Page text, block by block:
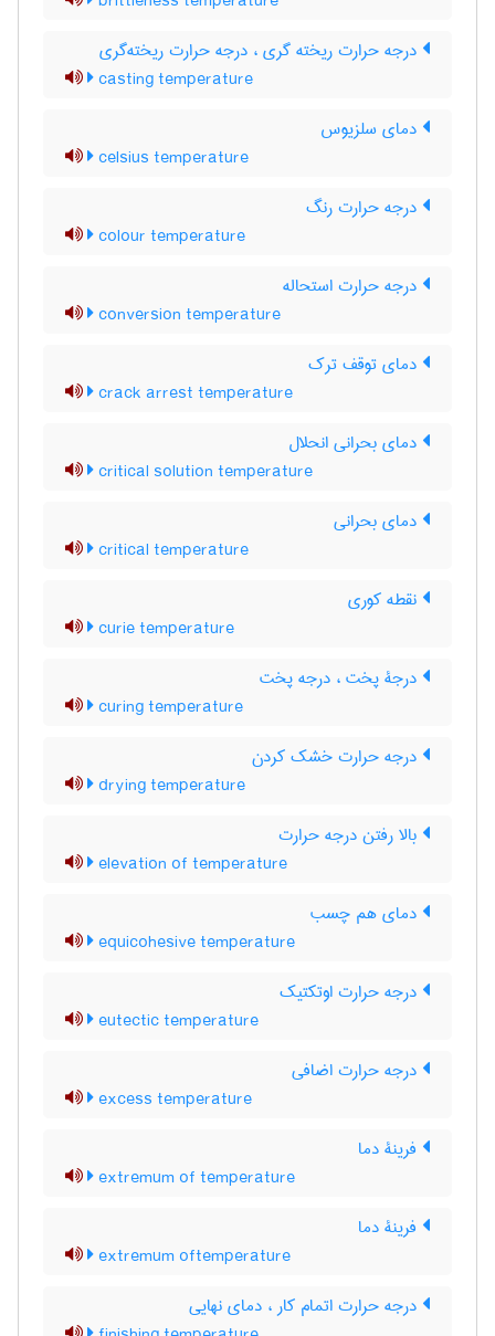
درجه حرارت ریخته گری ، درجه حرارت ریخته‌گری
casting temperature
دمای سلزیوس
celsius temperature
درجه حرارت رنگ
colour temperature
درجه حرارت استحاله
conversion temperature
دمای توقف ترک
crack arrest temperature
دمای بحرانی انحلال
critical solution temperature
دمای بحرانی
critical temperature
نقطه کوری
curie temperature
درجۀ پخت ، درجه پخت
curing temperature
درجه حرارت خشک کردن
drying temperature
بالا رفتن درجه حرارت
elevation of temperature
دمای هم چسب
equicohesive temperature
درجه حرارت اوتکتیک
eutectic temperature
درجه حرارت اضافی
excess temperature
فرینۀ دما
extremum of temperature
فرینۀ دما
extremum oftemperature
درجه حرارت اتمام کار ، دمای نهایی